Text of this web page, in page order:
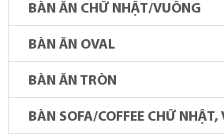
BÀN ĂN CHỮ NHẬT/VUÔNG
BÀN ĂN OVAL
BÀN ĂN TRÒN
BÀN SOFA/COFFEE CHỮ NHẬT,